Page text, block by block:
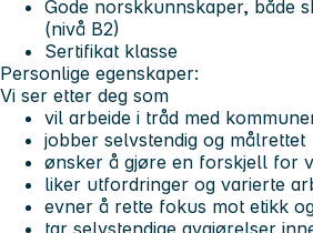
Gode norskkunnskaper, både
(nivå B2)
Sertifikat klasse
Personlige egenskaper:
Vi ser etter deg som
vil arbeide i tråd med
jobber selvstendig og målrettet
ønsker å gjøre en forskjell for
liker utfordringer og varierte
evner å rette fokus mot etikk
tar selvstendige avgjørelser